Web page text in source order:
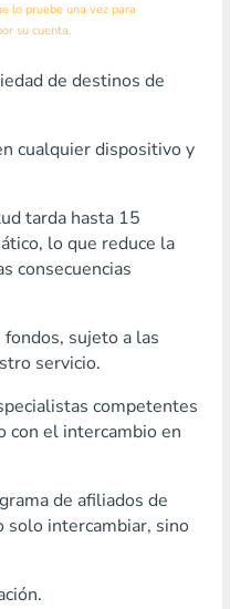
lo pruebe una vez para
su cuenta.
de destinos de
cualquier dispositivo y
tarda hasta 15
lo que reduce la
consecuencias
sujeto a las
servicio.
competentes
con el intercambio en
de afiliados de
intercambiar, sino